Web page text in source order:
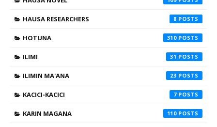
HAUSA RESEARCHERS 8
HOTUNA 310
ILIMI 31
ILIMIN MA'ANA 23
KACICI-KACICI 7
KARIN MAGANA 110